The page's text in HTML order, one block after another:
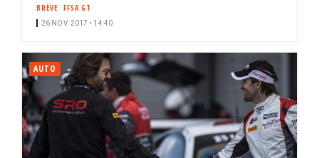
BRÈVE FFSA GT
26 NOV. 2017 • 14:40
AUTO